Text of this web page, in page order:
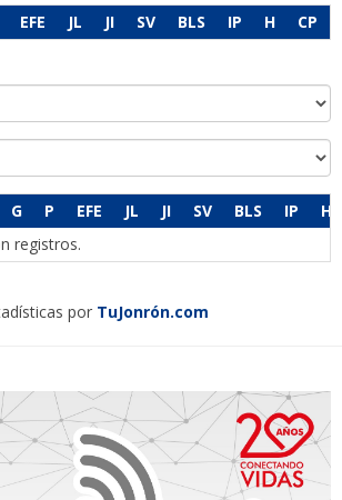
EFE JL JI SV BLS IP H CP
G P EFE JL JI SV BLS IP
H
registros.
por TuJonrón.com